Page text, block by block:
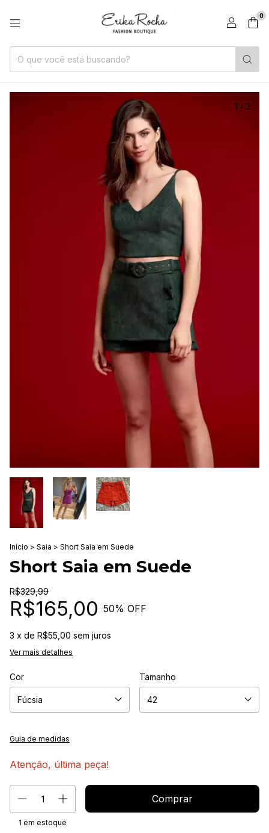
0
1 / 3
Início > Saia > Short Saia em Suede
Short Saia em Suede
R$329,99
R$165,00 50% OFF
3 x de R$55,00 sem juros
Ver mais detalhes
Cor Tamanho
Guia de medidas
Atenção, última peça!
1 em estoque